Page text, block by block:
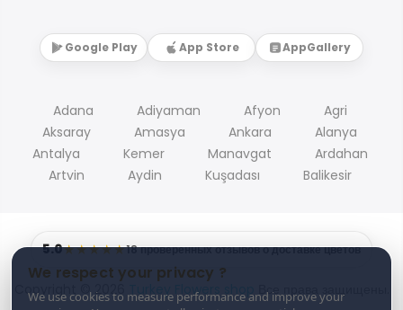
We respect your privacy ?
We use cookies to measure performance and improve your
Google Play App Store AppGallery
Adana Adiyaman Afyon
Agri
Aksaray
Amasya Ankara
Alanya
Antalya
Kemer Manavgat
Ardahan
Artvin
Aydin Kuşadası Balikesir
5.0★★★★★18 проверенных отзывов о доставке цветов
Copyright © 2026 Turkey Flowers shop Все права защищены.